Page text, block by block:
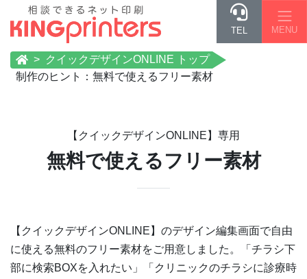
TEL MENU
クイックデザインONLINE トップ
制作のヒント：無料で使えるフリー素材
【クイックデザインONLINE】専用
無料で使えるフリー素材
【クイックデザインONLINE】のデザイン編集画面で自由
に使える無料のフリー素材をご用意しました。「チラシ下
部に検索BOXを入れたい」「クリニックのチラシに診療時